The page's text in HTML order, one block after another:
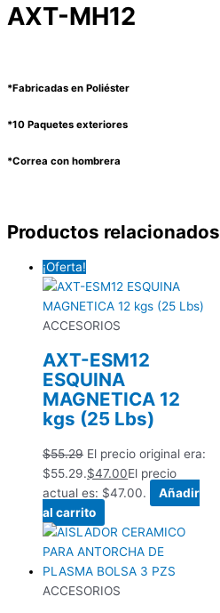
AXT-MH12
*Fabricadas en Poliéster
*10 Paquetes exteriores
*Correa con hombrera
Productos relacionados
¡Oferta!
ACCESORIOS
AXT-ESM12
ESQUINA
MAGNETICA 12
kgs (25 Lbs)
$55.29 El precio original era:
$55.29.$47.00El precio
actual es: $47.00.
Añadir
al carrito
ACCESORIOS